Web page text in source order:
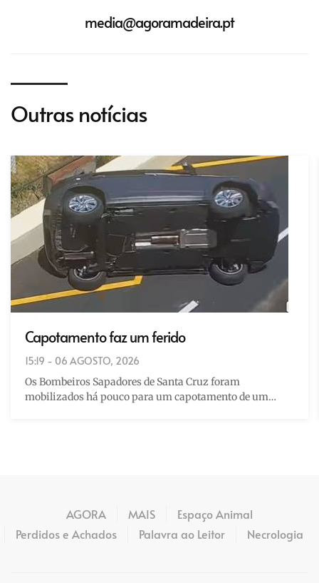
media@agoramadeira.pt
Outras notícias
Capotamento faz um ferido
15:19 - 06 AGOSTO, 2026
Os Bombeiros Sapadores de Santa Cruz foram
mobilizados há pouco para um capotamento de um…
AGORA MAIS
Espaço Animal
Perdidos e Achados
Palavra ao Leitor Necrologia